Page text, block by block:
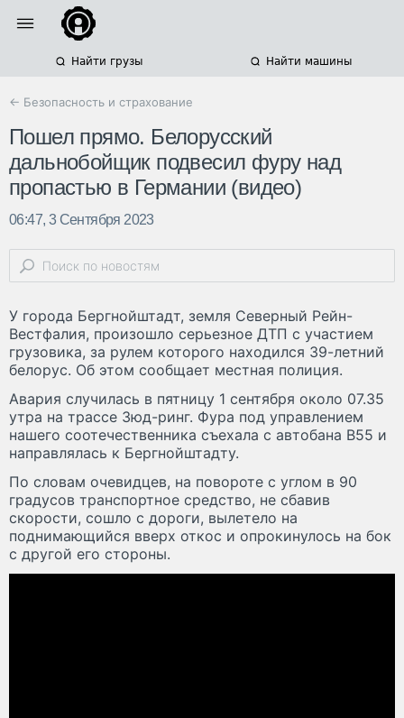
Найти грузы Найти машины
← Безопасность и страхование
Пошел прямо. Белорусский
дальнобойщик подвесил фуру над
пропастью в Германии (видео)
06:47, 3 Сентября 2023
У города Бергнойштадт, земля Северный Рейн-
Вестфалия, произошло серьезное ДТП с участием
грузовика, за рулем которого находился 39-летний
белорус. Об этом сообщает местная полиция.
Авария случилась в пятницу 1 сентября около 07.35
утра на трассе Зюд-ринг. Фура под управлением
нашего соотечественника съехала с автобана B55 и
направлялась к Бергнойштадту.
По словам очевидцев, на повороте с углом в 90
градусов транспортное средство, не сбавив
скорости, сошло с дороги, вылетело на
поднимающийся вверх откос и опрокинулось на бок
с другой его стороны.